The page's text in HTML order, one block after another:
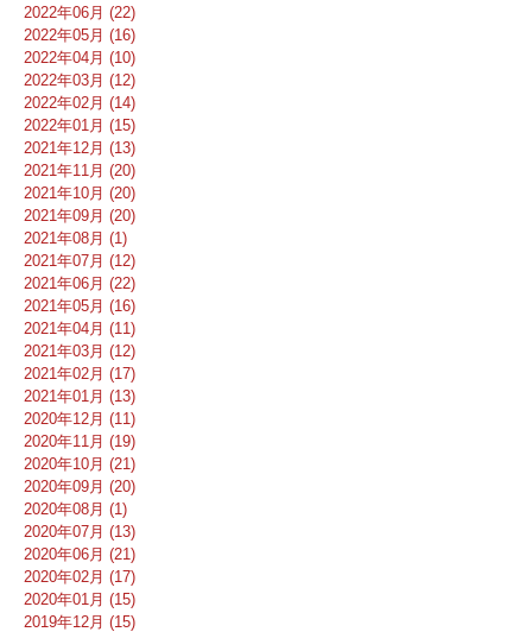
2022年06月 (22)
2022年05月 (16)
2022年04月 (10)
2022年03月 (12)
2022年02月 (14)
2022年01月 (15)
2021年12月 (13)
2021年11月 (20)
2021年10月 (20)
2021年09月 (20)
2021年08月 (1)
2021年07月 (12)
2021年06月 (22)
2021年05月 (16)
2021年04月 (11)
2021年03月 (12)
2021年02月 (17)
2021年01月 (13)
2020年12月 (11)
2020年11月 (19)
2020年10月 (21)
2020年09月 (20)
2020年08月 (1)
2020年07月 (13)
2020年06月 (21)
2020年02月 (17)
2020年01月 (15)
2019年12月 (15)